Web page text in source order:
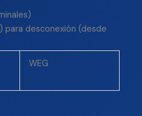
para desconexión (desde
WEG